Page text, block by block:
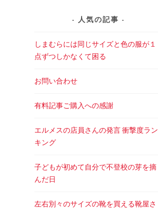
人気の記事
しまむらには同じサイズと色の服が１
点ずつしかなくて困る
お問い合わせ
有料記事ご購入への感謝
エルメスの店員さんの発言 衝撃度ラン
キング
子どもが初めて自分で不登校の芽を摘
んだ日
左右別々のサイズの靴を買える靴屋さ